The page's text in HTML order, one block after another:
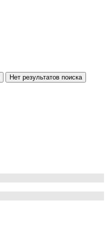
Нет результатов поиска